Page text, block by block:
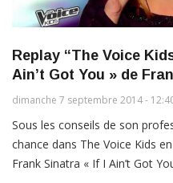
Replay “The Voice
Ain’t Got You » de
dimanche 7 septembre 2014 -
Sous les conseils de son
chance dans The Voice Kids
Frank Sinatra « If I Ain’t Got